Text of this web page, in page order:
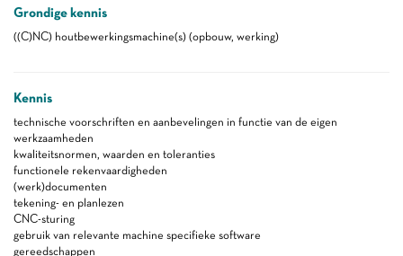
Grondige kennis
((C)NC) houtbewerkingsmachine(s) (opbouw, werking)
Kennis
technische voorschriften en aanbevelingen in functie van de eigen
werkzaamheden
kwaliteitsnormen, waarden en toleranties
functionele rekenvaardigheden
(werk)documenten
tekening- en planlezen
CNC-sturing
gebruik van relevante machine specifieke software
gereedschappen